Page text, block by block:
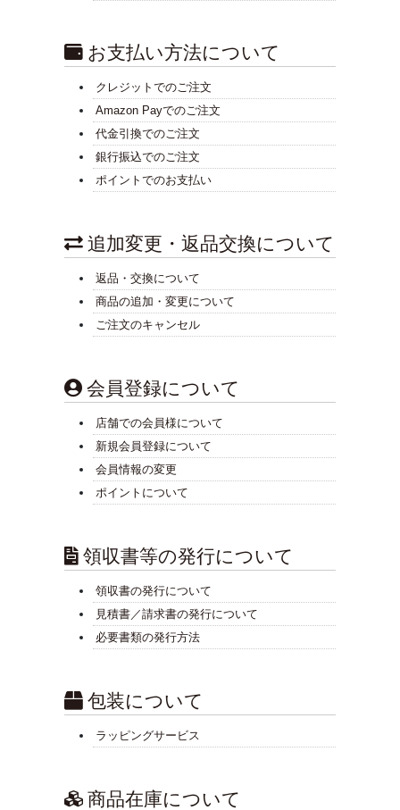
お支払い方法について
クレジットでのご注文
Amazon Payでのご注文
代金引換でのご注文
銀行振込でのご注文
ポイントでのお支払い
追加変更・返品交換について
返品・交換について
商品の追加・変更について
ご注文のキャンセル
会員登録について
店舗での会員様について
新規会員登録について
会員情報の変更
ポイントについて
領収書等の発行について
領収書の発行について
見積書／請求書の発行について
必要書類の発行方法
包装について
ラッピングサービス
商品在庫について